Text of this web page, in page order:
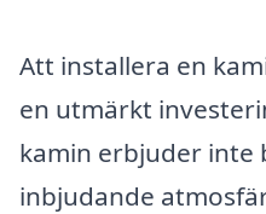
Att installera en
en utmärkt
kamin erbjuder inte
inbjudande